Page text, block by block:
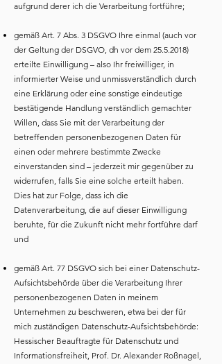
aufgrund derer ich die Verarbeitung fortführe;
gemäß Art. 7 Abs. 3 DSGVO Ihre einmal (auch vor
der Geltung der DSGVO, dh vor dem 25.5.2018)
erteilte Einwilligung – also Ihr freiwilliger, in
informierter Weise und unmissverständlich durch
eine Erklärung oder eine sonstige eindeutige
bestätigende Handlung verständlich gemachter
Willen, dass Sie mit der Verarbeitung der
betreffenden personenbezogenen Daten für
einen oder mehrere bestimmte Zwecke
einverstanden sind – jederzeit mir gegenüber zu
widerrufen, falls Sie eine solche erteilt haben.
Dies hat zur Folge, dass ich die
Datenverarbeitung, die auf dieser Einwilligung
beruhte, für die Zukunft nicht mehr fortführe darf
und
gemäß Art. 77 DSGVO sich bei einer Datenschutz-
Aufsichtsbehörde über die Verarbeitung Ihrer
personenbezogenen Daten in meinem
Unternehmen zu beschweren, etwa bei der für
mich zuständigen Datenschutz-Aufsichtsbehörde:
Hessischer Beauftragte für Datenschutz und
Informationsfreiheit, Prof. Dr. Alexander Roßnagel,